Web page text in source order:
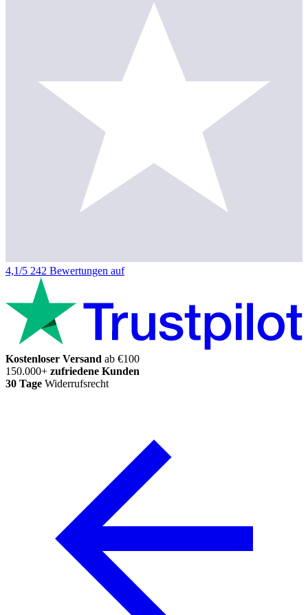
4,1/5 242 Bewertungen auf
Kostenloser Versand ab €100
150.000+ zufriedene Kunden
30 Tage Widerrufsrecht